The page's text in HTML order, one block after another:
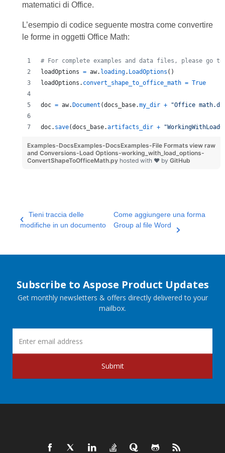
matematici di Office.
L’esempio di codice seguente mostra come convertire
le forme in oggetti Office Math:
# For complete examples and data files, please go to
loadOptions = aw. loading. LoadOptions ()
loadOptions . convert_shape_to_office_math = True
doc = aw. Document (docs_base.my_dir + "Office
doc. save(docs_base.artifacts_dir +
view raw
Examples-DocsExamples-DocsExamples-File Formats
and Conversions-Load Options-working_with_load_options-
ConvertShapeToOfficeMath.py hosted with ❤ by GitHub
Tieni traccia delle
modifiche in un documento
Come aggiungere una forma
Group al file Word
Subscribe to Aspose Product Updates
Get monthly newsletters & offers directly delivered to your
mailbox.
Submit